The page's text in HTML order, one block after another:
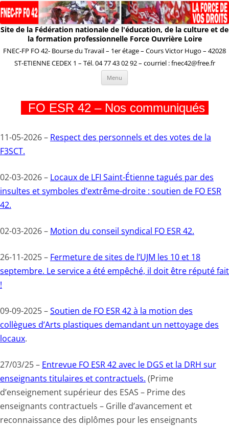
Site de la Fédération nationale de l'éducation, de la culture et de
la formation professionnelle Force Ouvrière Loire
FNEC-FP FO 42- Bourse du Travail – 1er étage – Cours Victor Hugo – 42028
ST-ETIENNE CEDEX 1 – Tél. 04 77 43 02 92 – courriel : fnec42@free.fr
Menu
FO ESR 42 – Nos communiqués
11-05-2026 – Respect des personnels et des votes de la
F3SCT.
02-03-2026 – Locaux de LFI Saint-Étienne tagués par des
insultes et symboles d’extrême-droite : soutien de FO ESR
42.
02-03-2026 – Motion du conseil syndical FO ESR 42.
26-11-2025 – Fermeture de sites de l’UJM les 10 et 18
septembre. Le service a été empêché, il doit être réputé fait
!
09-09-2025 –Soutien de FO ESR 42 à la motion des
collègues d’Arts plastiques demandant un nettoyage des
locaux.
27/03/25 – Entrevue FO ESR 42 avec le DGS et la DRH sur
enseignants titulaires et contractuels. (Prime
d’enseignement supérieur des ESAS – Prime des
enseignants contractuels – Grille d’avancement et
reconnaissance des diplômes pour les enseignants